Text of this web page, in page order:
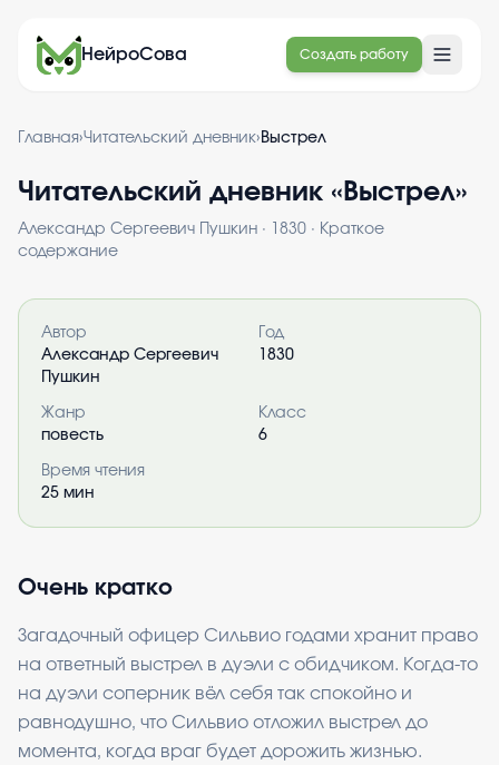
НейроСова Создать работу
Главная›Читательский дневник› Выстрел
Читательский дневник « Выстрел»
Александр Сергеевич Пушкин · 1830 · Краткое
содержание
Информация о книге
Автор
Александр Сергеевич
Пушкин
Год
1830
Жанр
повесть
Класс
6
Время чтения
25 мин
Очень кратко
Загадочный офицер Сильвио годами хранит право
на ответный выстрел в дуэли с обидчиком. Когда-то
на дуэли соперник вёл себя так спокойно и
равнодушно, что Сильвио отложил выстрел до
момента, когда враг будет дорожить жизнью.